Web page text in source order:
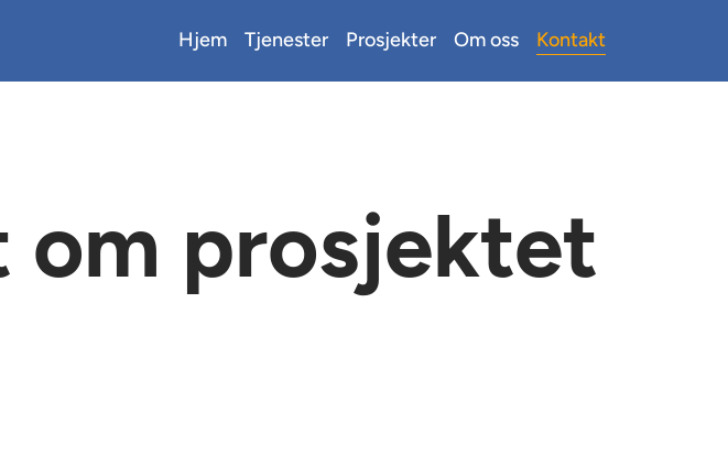
Hjem Tjenester Prosjekter Om oss Kontakt
om prosjektet